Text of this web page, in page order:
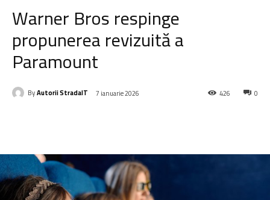
Warner Bros respinge
propunerea revizuită a
Paramount
ByAutorii StradaIT 7 ianuarie 2026 0
426